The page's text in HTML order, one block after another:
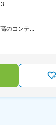
のコンテ...